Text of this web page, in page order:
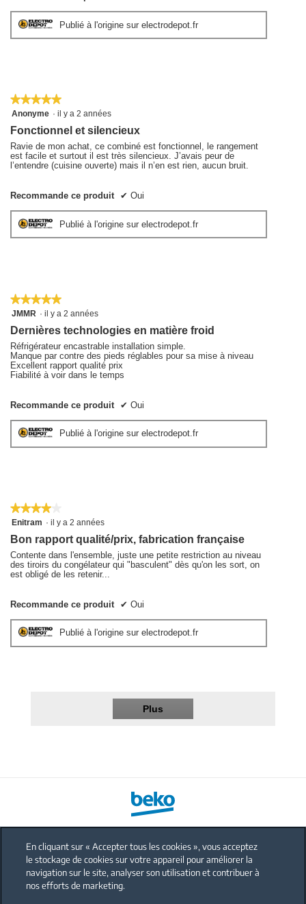
Publié à l'origine sur electrodepot.fr
★★★★★
★★★★★
5
5
Anonyme · il y a 2 années
Fonctionnel et silencieux
Ravie de mon achat, ce combiné est fonctionnel, le rangement
est facile et surtout il est très silencieux. J’avais peur de
l’entendre (cuisine ouverte) mais il n’en est rien, aucun bruit.
Recommande ce produit ✔ Oui
Publié à l'origine sur electrodepot.fr
★★★★★
★★★★★
5
JMMR · il y a 2 années
Dernières technologies en matière froid
Réfrigérateur encastrable installation simple.
Manque par contre des pieds réglables pour sa mise à niveau
Excellent rapport qualité prix
Fiabilité à voir dans le temps
Recommande ce produit ✔ Oui
Publié à l'origine sur electrodepot.fr
★★★★★
★★★★★
4
5
Enitram · il y a 2 années
Bon rapport qualité/prix, fabrication française
Contente dans l'ensemble, juste une petite restriction au niveau
des tiroirs du congélateur qui "basculent" dès qu'on les sort, on
est obligé de les retenir...
Recommande ce produit ✔ Oui
Publié à l'origine sur electrodepot.fr
Plus
FAQ
Protection données personnelles
En cliquant sur « Accepter tous les cookies », vous acceptez
le stockage de cookies sur votre appareil pour améliorer la
navigation sur le site, analyser son utilisation et contribuer à
nos efforts de marketing.